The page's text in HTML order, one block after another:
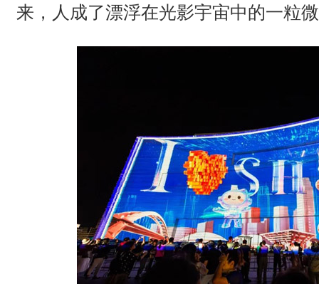
来，人成了漂浮在光影宇宙中的一粒